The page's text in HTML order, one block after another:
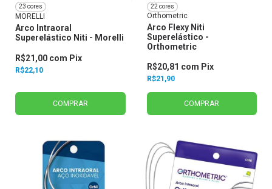
23 cores
MORELLI
Arco Intraoral
Superelástico Niti - Morelli
R$22,10
R$21,00 com Pix
COMPRAR
22 cores
Orthometric
Arco Flexy Niti
Superelástico -
Orthometric
R$21,90
R$20,81 com Pix
COMPRAR